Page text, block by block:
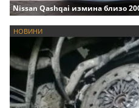
Nissan Qashqai измина близо
НОВИНИ